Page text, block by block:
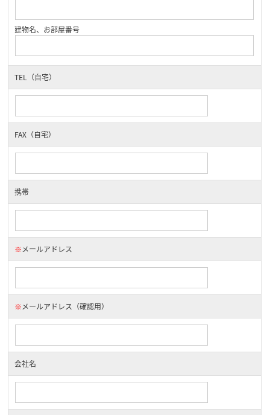
建物名、お部屋番号
TEL（自宅）
FAX（自宅）
携帯
※メールアドレス
※メールアドレス（確認用）
会社名